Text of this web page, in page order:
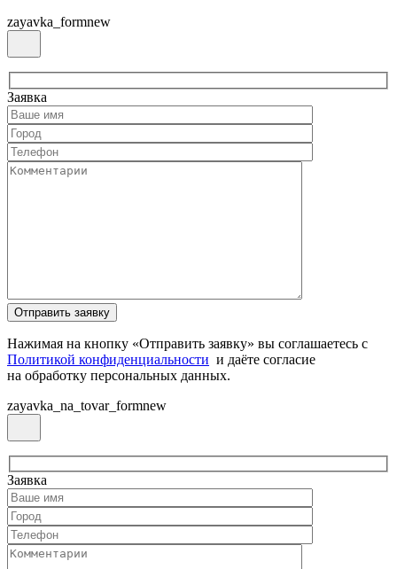
zayavka_formnew
Заявка
Нажимая на кнопку «Отправить заявку» вы соглашаетесь с
Политикой конфиденциальности и даёте согласие
на обработку персональных данных.
zayavka_na_tovar_formnew
Заявка